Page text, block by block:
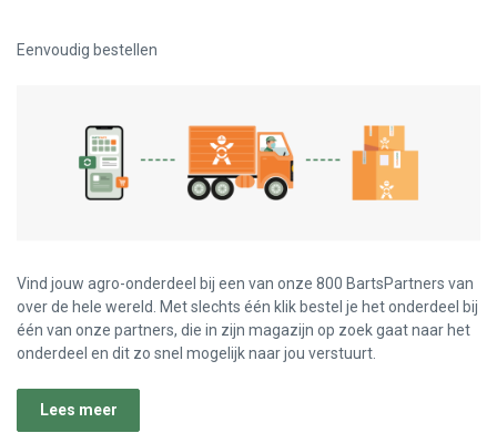
Eenvoudig bestellen
Vind jouw agro-onderdeel bij een van onze 800 BartsPartners van
over de hele wereld. Met slechts één klik bestel je het onderdeel bij
één van onze partners, die in zijn magazijn op zoek gaat naar het
onderdeel en dit zo snel mogelijk naar jou verstuurt.
Lees meer